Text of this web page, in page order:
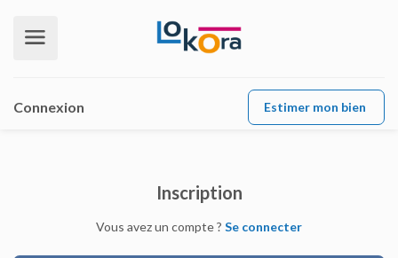
Connexion Estimer mon bien
Inscription
Vous avez un compte ? Se connecter